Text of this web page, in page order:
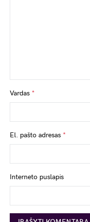
Vardas *
El. pašto adresas *
Interneto puslapis